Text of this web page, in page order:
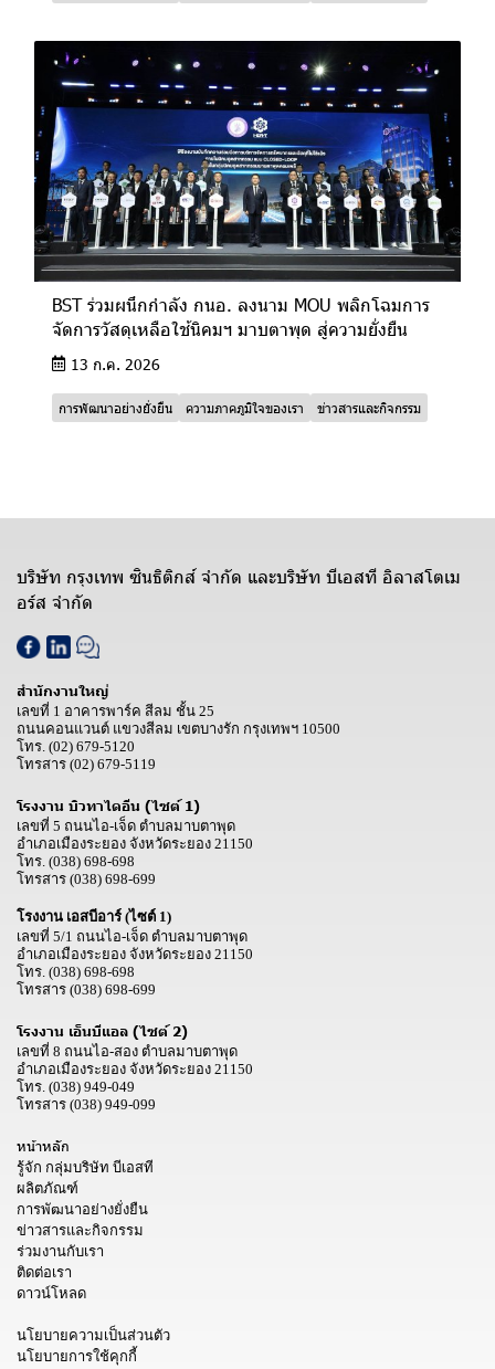
BST ร่วมผนึกกำลัง กนอ. ลงนาม MOU พลิกโฉมการ
จัดการวัสดุเหลือใช้นิคมฯ มาบตาพุด สู่ความยั่งยืน
13 ก.ค. 2026
การพัฒนาอย่างยั่งยืน ความภาคภูมิใจของเรา ข่าวสารและกิจกรรม
บริษัท กรุงเทพ ซินธิติกส์ จำกัด และบริษัท บีเอสที อิลาสโตเม
อร์ส จำกัด
สำนักงานใหญ่
เลขที่ 1 อาคารพาร์ค สีลม ชั้น 25
ถนนคอนแวนต์ แขวงสีลม เขตบางรัก กรุงเทพฯ 10500
โทร. (02) 679-5120
โทรสาร (02) 679-5119
โรงงาน บิวทาไดอีน (ไซต์ 1)
เลขที่ 5 ถนนไอ-เจ็ด ตำบลมาบตาพุด
อำเภอเมืองระยอง จังหวัดระยอง 21150
โทร. (038) 698-698
โทรสาร (038) 698-699
โรงงาน เอสบีอาร์ (ไซต์ 1)
เลขที่ 5/1 ถนนไอ-เจ็ด ตำบลมาบตาพุด
อำเภอเมืองระยอง จังหวัดระยอง 21150
โทร. (038) 698-698
โทรสาร (038) 698-699
โรงงาน เอ็นบีแอล (ไซต์ 2)
เลขที่ 8 ถนนไอ-สอง ตำบลมาบตาพุด
อำเภอเมืองระยอง จังหวัดระยอง 21150
โทร. (038) 949-049
โทรสาร (038) 949-099
หน้าหลัก
รู้จัก กลุ่มบริษัท บีเอสที
ผลิตภัณฑ์
การพัฒนาอย่างยั่งยืน
ข่าวสารและกิจกรรม
ร่วมงานกับเรา
ติดต่อเรา
ดาวน์โหลด
นโยบายความเป็นส่วนตัว
นโยบายการใช้คุกกี้